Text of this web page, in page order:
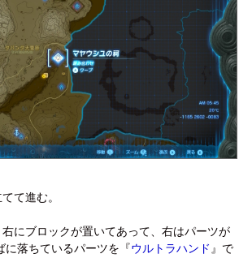
て進む。
にブロックが置いてあって、右はパーツが
に落ちているパーツを『ウルトラハンド 』で